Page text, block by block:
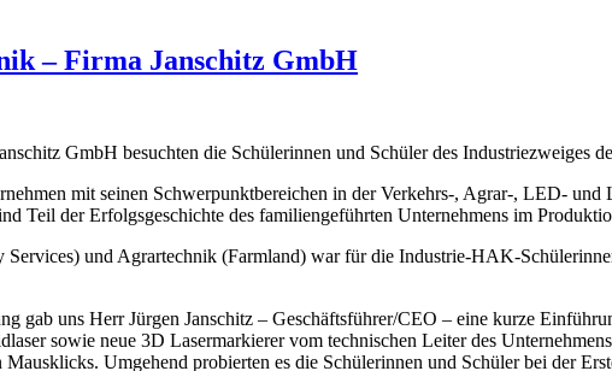
– Firma Janschitz GmbH
GmbH besuchten die Schülerinnen und Schüler des Industriezweiges
mit seinen Schwerpunktbereichen in der Verkehrs-, Agrar-, LED-
Teil der Erfolgsgeschichte des familiengeführten Unternehmens im
und Agrartechnik (Farmland) war für die Industrie-HAK-
gab uns Herr Jürgen Janschitz – Geschäftsführer/CEO – eine kurze
sowie neue 3D Lasermarkierer vom technischen Leiter des
Umgehend probierten es die Schülerinnen und Schüler bei der